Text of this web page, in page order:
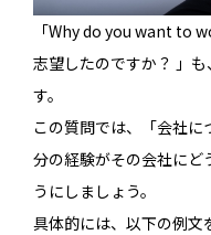
「Why do you want to
志望したのですか？ 」
す。
この質問では、「会社
分の経験がその会社にど
うにしましょう。
具体的には、以下の例文